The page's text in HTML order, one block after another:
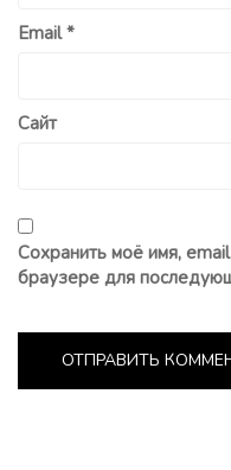
Email*
Сайт
Сохранить моё имя,
браузере для